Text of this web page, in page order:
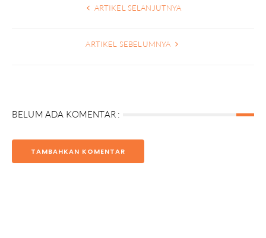
ARTIKEL SELANJUTNYA
ARTIKEL SEBELUMNYA
BELUM ADA KOMENTAR :
TAMBAHKAN KOMENTAR